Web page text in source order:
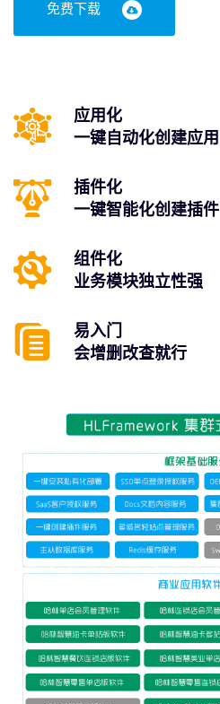
免费下载
应用化
一键自动化创建应用
插件化
一键智能化创建插件
组件化
业务模块独立性强
易入门
会增删改查就行